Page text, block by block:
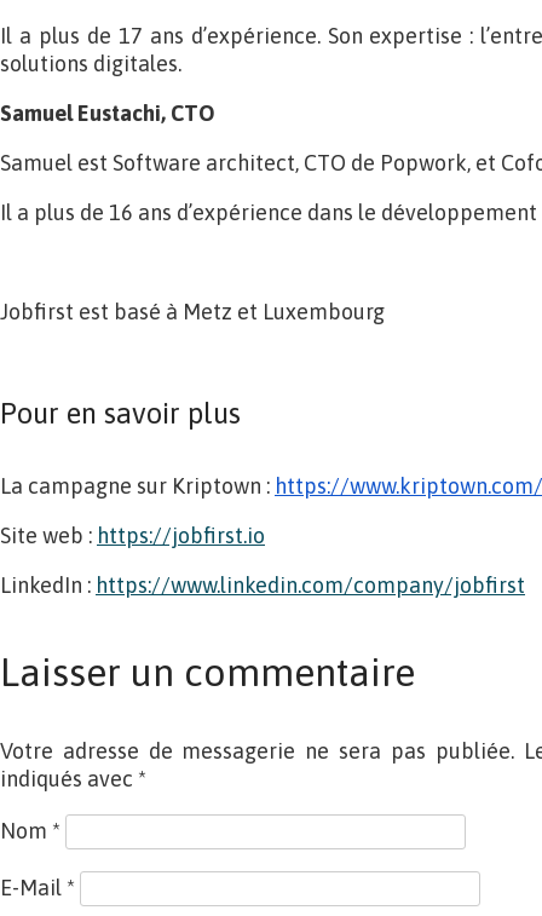
Il a plus de 17 ans d’expérience. Son expertise :
solutions digitales.
Samuel Eustachi, CTO
Samuel est Software architect, CTO de Popwork, et
Il a plus de 16 ans d’expérience dans le
Jobfirst est basé à Metz et Luxembourg
Pour en savoir plus
La campagne sur Kriptown : https://
Site web : https://jobfirst.io
LinkedIn : https://www.linkedin.com/company/jobfirst
Laisser un commentaire
Votre adresse de messagerie ne sera pas publiée.
indiqués avec *
Nom *
E-Mail *